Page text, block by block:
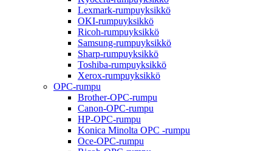
Lexmark-rumpuyksikkö
OKI-rumpuyksikkö
Ricoh-rumpuyksikkö
Samsung-rumpuyksikkö
Sharp-rumpuyksikkö
Toshiba-rumpuyksikkö
Xerox-rumpuyksikkö
OPC-rumpu
Brother-OPC-rumpu
Canon-OPC-rumpu
HP-OPC-rumpu
Konica Minolta OPC -rumpu
Oce-OPC-rumpu